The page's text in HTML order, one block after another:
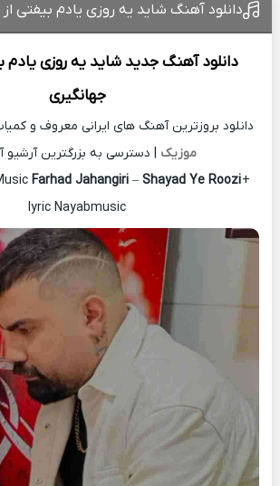
دانلود آهنگ شاید یه روزی یادم بیفتی
دانلود آهنگ جدید شاید یه روزی یادم
جهانگیری
دانلود بروزترین آهنگ های ایرانی معروف و
موزیک | دسترسی به بزرگترین آرشیو
Farhad Jahangiri – Shayad Ye Roozi+
lyric Nayabmusic